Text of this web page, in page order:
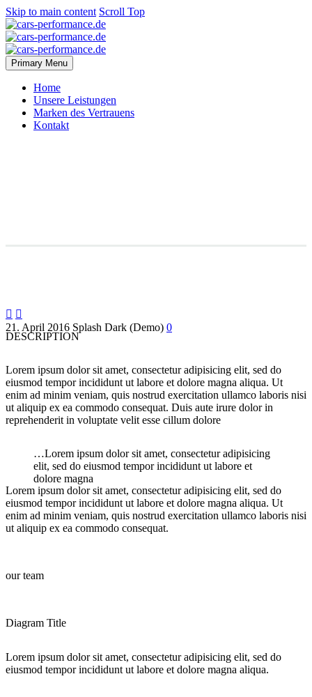
Skip to main content Scroll Top
Primary Menu
Home
Unsere Leistungen
Marken des Vertrauens
Kontakt
 
21. April 2016 Splash Dark (Demo) 0
DESCRIPTION
Lorem ipsum dolor sit amet, consectetur adipisicing elit, sed do
eiusmod tempor incididunt ut labore et dolore magna aliqua. Ut
enim ad minim veniam, quis nostrud exercitation ullamco laboris nisi
ut aliquip ex ea commodo consequat. Duis aute irure dolor in
reprehenderit in voluptate velit esse cillum dolore
…Lorem ipsum dolor sit amet, consectetur adipisicing
elit, sed do eiusmod tempor incididunt ut labore et
dolore magna
Lorem ipsum dolor sit amet, consectetur adipisicing elit, sed do
eiusmod tempor incididunt ut labore et dolore magna aliqua. Ut
enim ad minim veniam, quis nostrud exercitation ullamco laboris nisi
ut aliquip ex ea commodo consequat.
our team
Diagram Title
Lorem ipsum dolor sit amet, consectetur adipisicing elit, sed do
eiusmod tempor incididunt ut labore et dolore magna aliqua.